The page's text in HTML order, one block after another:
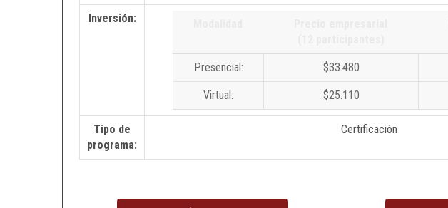
Inversión:
Presencial: $33.480
Virtual: $25.110
Tipo de
programa:
Certificación